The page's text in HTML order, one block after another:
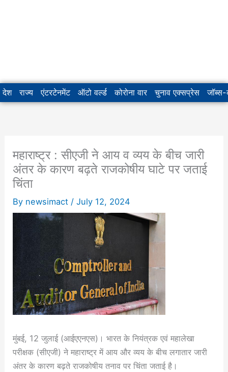
देश राज्य एंटरटेनमेंट ऑटो वर्ल्ड कोरोना वार चुनाव एक्सप्रेस जॉब्स-
महाराष्ट्र : सीएजी ने आय व व्यय के बीच जारी
अंतर के कारण बढ़ते राजकोषीय घाटे पर जताई
चिंता
By newsimact /July 12, 2024
मुंबई, 12 जुलाई (आईएएनएस)। भारत के नियंत्रक एवं महालेखा
परीक्षक (सीएजी) ने महाराष्ट्र में आय और व्यय के बीच लगातार जारी
अंतर के कारण बढ़ते राजकोषीय तनाव पर चिंता जताई है।